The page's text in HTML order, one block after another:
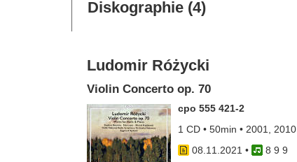
Diskographie (4)
Ludomir Różycki
Violin Concerto op. 70
cpo 555 421-2
1 CD • 50min • 2001, 2010
08.11.2021 •
8 9 9